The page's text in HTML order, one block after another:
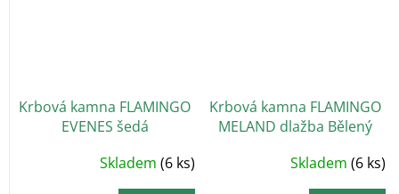
Krbová kamna FLAMINGO
EVENES šedá
Skladem (6 ks)
Krbová kamna FLAMINGO
MELAND dlažba Bělený
Skladem(6 ks)